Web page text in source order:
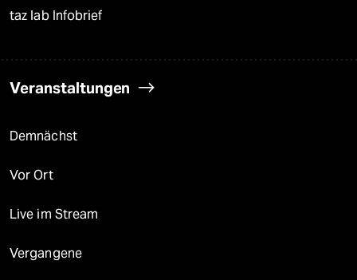
taz lab Infobrief
Veranstaltungen
Demnächst
Vor Ort
Live im Stream
Vergangene